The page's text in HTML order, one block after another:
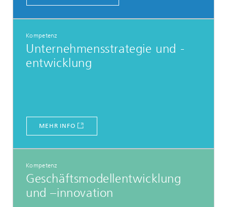
Kompetenz
Unternehmensstrategie und -
entwicklung
MEHR INFO
Kompetenz
Geschäftsmodellentwicklung
und –innovation